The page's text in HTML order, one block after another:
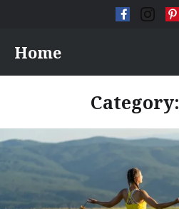
content
Home
Category: